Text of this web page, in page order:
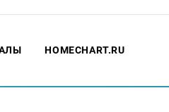
HOMECHART.RU